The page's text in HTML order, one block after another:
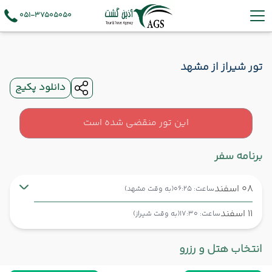
051-37505050
تور شیراز از مشهد
دانلود پکیج
این تور منقضی شده است
برنامه سفر
08 اسفند ساعت: 06:25 (به وقت مشهد)
11 اسفند ساعت: 17:30 (به وقت شیراز)
شروع سفر مشهد ,
انتخاب هتل و رزرو